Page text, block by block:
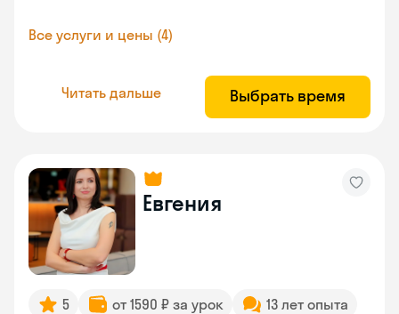
Все услуги и цены (4)
Читать дальше Выбрать время
Евгения
5 от 1590 ₽ за урок
13 лет опыта